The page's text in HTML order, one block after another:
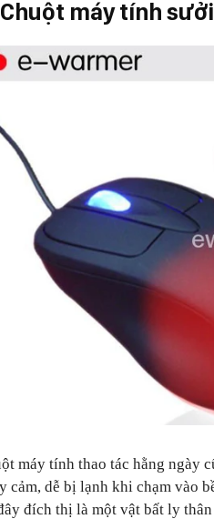
máy tính
máy tính thao tác hằng ngày
cảm, dễ bị lạnh khi chạm vào
đích thị là một vật bất ly